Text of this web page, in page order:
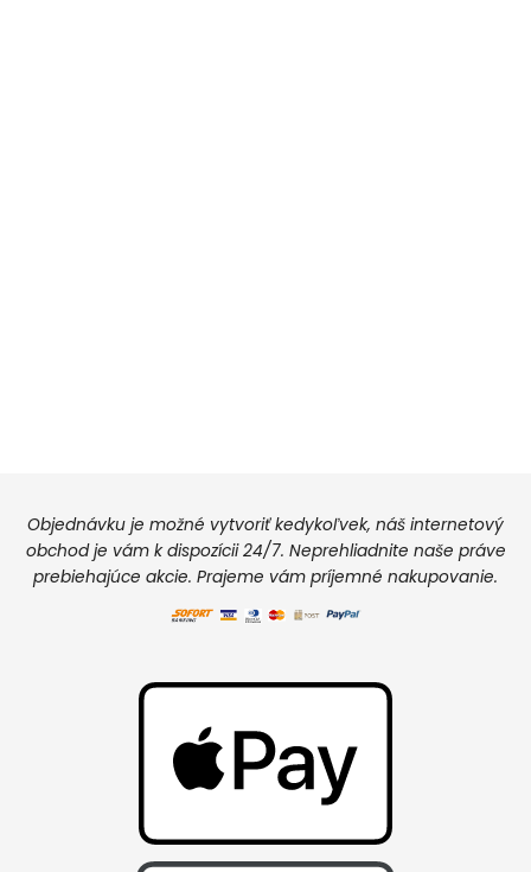
Objednávku je možné vytvoriť kedykoľvek, náš internetový
obchod je vám k dispozícii 24/7. Neprehliadnite naše práve
prebiehajúce akcie. Prajeme vám príjemné nakupovanie.